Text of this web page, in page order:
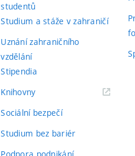
studentů
Studium a stáže v zahraničí
Uznání zahraničního
vzdělání
Stipendia
Knihovny(externí
Sociální bezpečí
Studium bez bariér